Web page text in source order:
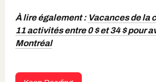
À lire également : Vacances de la
11 activités entre 0 $ et 34 $ pour
Montréal